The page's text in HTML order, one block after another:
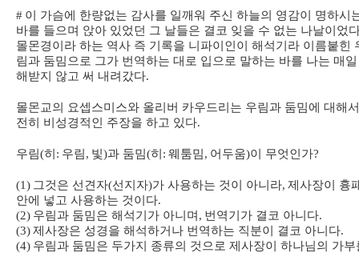
# 이 가슴에 한량없는 감사를 일깨워 주신 하늘의 영감이 명하시
바를 들으며 앉아 있었던 그 날들은 결코 잊을 수 없는 나날이었
몰몬경이라 하는 역사 즉 기록을 니파이인이 해석기라 이름붙힌
림과 둠밈으로 그가 번역하는 대로 입으로 말하는 바를 나는 매
해받지 않고 써 내려갔다.
몰몬교의 요셉스미스와 올리버 카우드리는 우림과 둠밈에 대해
전히 비성경적인 주장을 하고 있다.
우림(히 : 우림, 빛)과 둠밈(히 : 웨툼밈, 어두움)이 무엇인가?
(1) 그것은 선견자(선지자)가 사용하는 것이 아니라, 제사장이 흉
안에 넣고 사용하는 것이다.
(2) 우림과 둠밈은 해석기가 아니며 , 번역기가 결코 아니다.
(3)제사장은 성경을 해석하거나 번역하는 직분이 결코 아니다.
(4) 우림과 둠밈은 두가지 종류의 것으로 제사장이 하나님의 가부